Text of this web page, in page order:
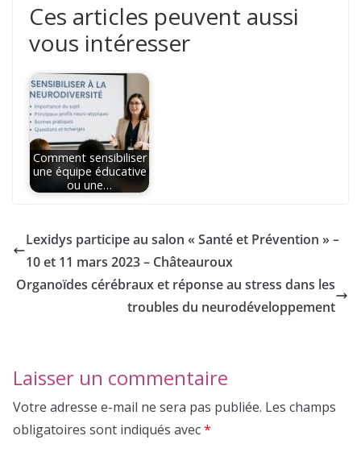
Ces articles peuvent aussi
vous intéresser
Comment sensibiliser
une équipe éducative
ou une…
Lexidys participe au salon « Santé et Prévention » –
10 et 11 mars 2023 – Châteauroux
Organoïdes cérébraux et réponse au stress dans les
troubles du neurodéveloppement
Laisser un commentaire
Votre adresse e-mail ne sera pas publiée. Les champs
obligatoires sont indiqués avec*